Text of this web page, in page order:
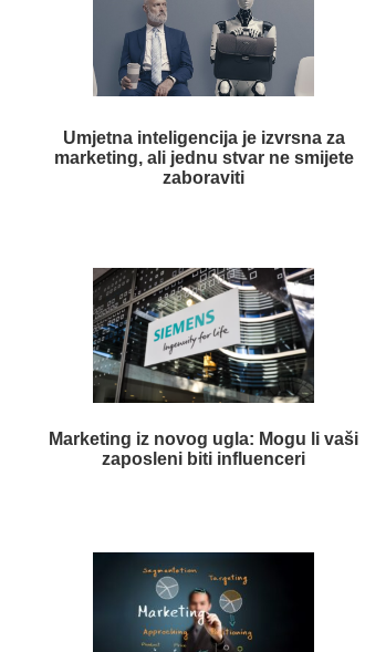
Umjetna inteligencija je izvrsna za
marketing, ali jednu stvar ne smijete
zaboraviti
Marketing iz novog ugla: Mogu li vaši
zaposleni biti influenceri